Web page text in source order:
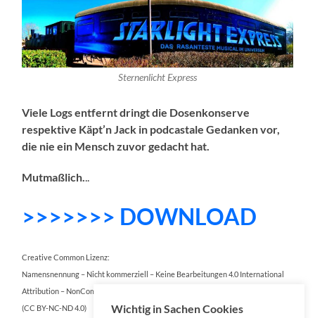
Sternenlicht Express
Viele Logs entfernt dringt die Dosenkonserve
respektive Käpt’n Jack in podcastale Gedanken vor,
die nie ein Mensch zuvor gedacht hat.
Mutmaßlich...
>>>>>>> DOWNLOAD
Creative Common Lizenz:
Namensnennung – Nicht kommerziell – Keine Bearbeitungen 4.0 International
Attribution – NonCommercial – NoDerivatives 4.0 International
(CC BY-NC-ND 4.0)
Wichtig in Sachen Cookies